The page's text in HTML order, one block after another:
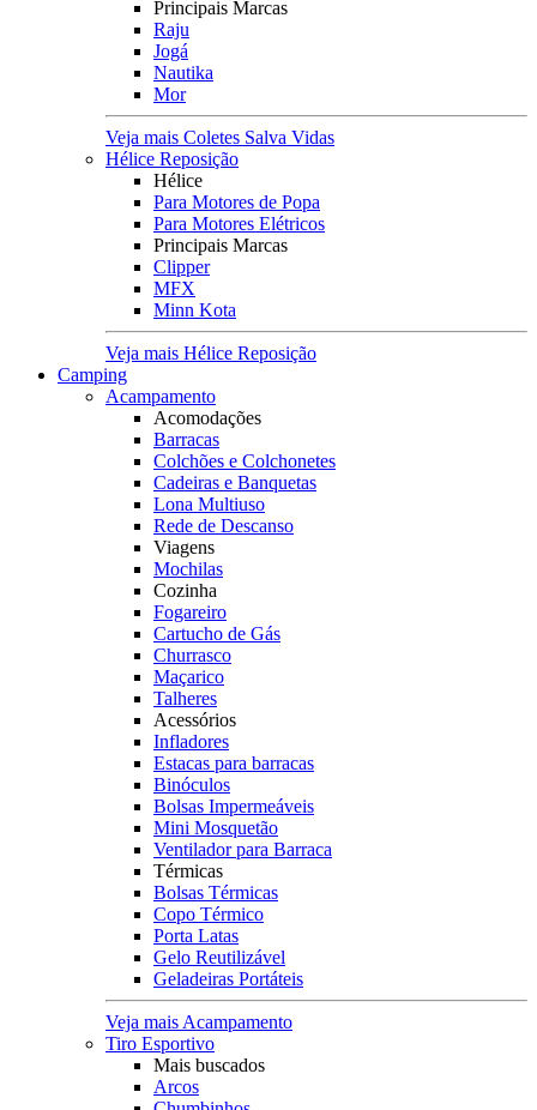
Principais Marcas
Raju
Jogá
Nautika
Mor
Veja mais Coletes Salva Vidas
Hélice Reposição
Hélice
Para Motores de Popa
Para Motores Elétricos
Principais Marcas
Clipper
MFX
Minn Kota
Veja mais Hélice Reposição
Camping
Acampamento
Acomodações
Barracas
Colchões e Colchonetes
Cadeiras e Banquetas
Lona Multiuso
Rede de Descanso
Viagens
Mochilas
Cozinha
Fogareiro
Cartucho de Gás
Churrasco
Maçarico
Talheres
Acessórios
Infladores
Estacas para barracas
Binóculos
Bolsas Impermeáveis
Mini Mosquetão
Ventilador para Barraca
Térmicas
Bolsas Térmicas
Copo Térmico
Porta Latas
Gelo Reutilizável
Geladeiras Portáteis
Veja mais Acampamento
Tiro Esportivo
Mais buscados
Arcos